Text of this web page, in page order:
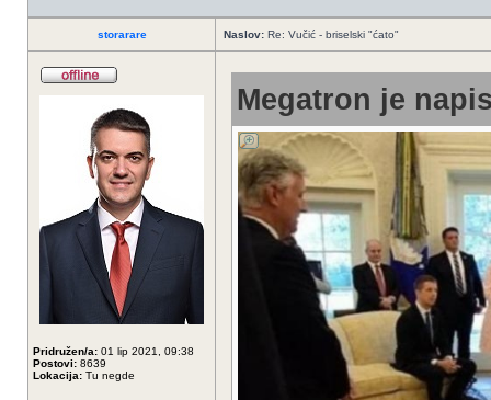
storarare Naslov: Re: Vučić - briselski "ćato"
Pridružen/a: 01 lip 2021, 09:38
Postovi: 8639
Lokacija: Tu negde
Megatron je